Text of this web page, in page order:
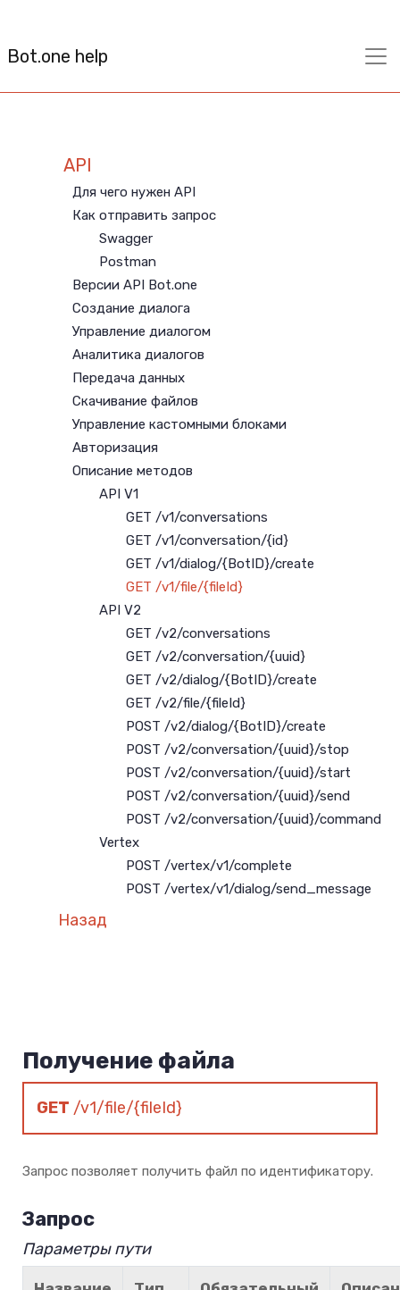
Bot.one help
API
Для чего нужен API
Как отправить запрос
Swagger
Postman
Версии API Bot.one
Создание диалога
Управление диалогом
Аналитика диалогов
Передача данных
Скачивание файлов
Управление кастомными блоками
Авторизация
Описание методов
API V1
GET /v1/conversations
GET /v1/conversation/{id}
GET /v1/dialog/{BotID}/create
GET /v1/file/{fileId}
API V2
GET /v2/conversations
GET /v2/conversation/{uuid}
GET /v2/dialog/{BotID}/create
GET /v2/file/{fileId}
POST /v2/dialog/{BotID}/create
POST /v2/conversation/{uuid}/stop
POST /v2/conversation/{uuid}/start
POST /v2/conversation/{uuid}/send
POST /v2/conversation/{uuid}/command
Vertex
POST /vertex/v1/complete
POST /vertex/v1/dialog/send_message
Назад
Получение файла
GET /v1/file/{fileId}
Запрос позволяет получить файл по идентификатору.
Запрос
Параметры пути